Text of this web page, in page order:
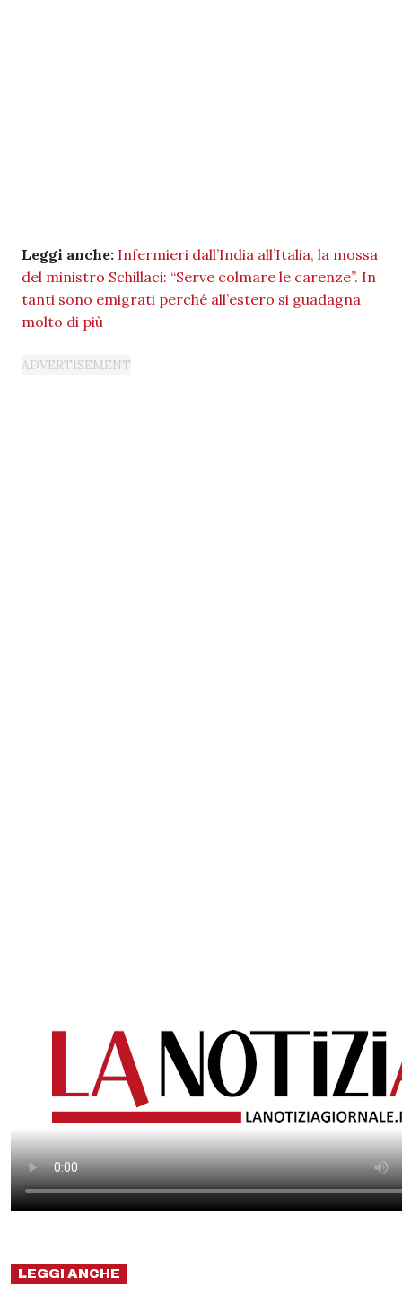
Leggi anche: Infermieri dall’India all’Italia, la mossa
del ministro Schillaci: “Serve colmare le carenze”. In
tanti sono emigrati perché all’estero si guadagna
molto di più
LEGGI ANCHE